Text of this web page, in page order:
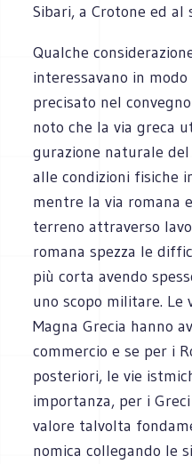
Sibari, a Crotone ed al
Qualche
interessavano in
precisato nel
noto che la via greca
gurazione naturale
alle condizioni fisiche
mentre la via romana
terreno attraverso
romana spezza le
più corta avendo
uno scopo militare. Le
Magna Grecia hanno
commercio e se per i
posteriori, le vie
importanza, per i
valore talvolta
nomica collegando le